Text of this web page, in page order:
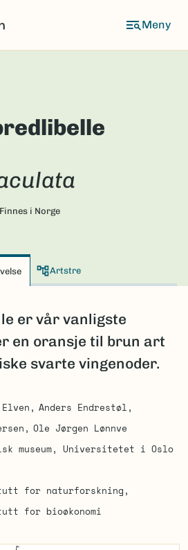
Finnes i Norge
Artstre
er vår vanligste
en oransje til brun art
svarte vingenoder.
Anders Endrestøl
Ole Jørgen Lønnve
museum, Universitetet i Oslo
for naturforskning
for bioøkonomi